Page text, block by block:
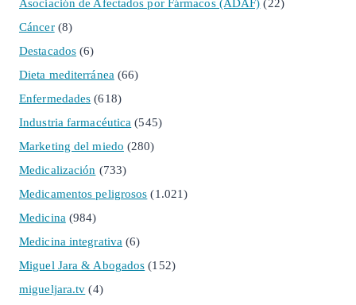
Asociación de Afectados por Fármacos (ADAF) (22)
Cáncer(8)
Destacados (6)
Dieta mediterránea (66)
Enfermedades (618)
Industria farmacéutica (545)
Marketing del miedo (280)
Medicalización (733)
Medicamentos peligrosos (1.021)
Medicina (984)
Medicina integrativa (6)
Miguel Jara & Abogados (152)
migueljara.tv (4)